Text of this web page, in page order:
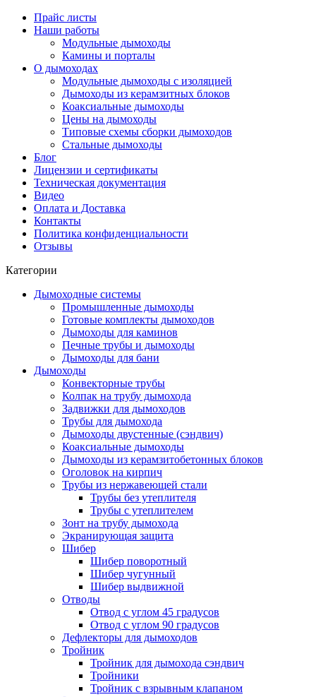
Прайс листы
Наши работы
Модульные дымоходы
Камины и порталы
О дымоходах
Модульные дымоходы с изоляцией
Дымоходы из керамзитных блоков
Коаксиальные дымоходы
Цены на дымоходы
Типовые схемы сборки дымоходов
Стальные дымоходы
Блог
Лицензии и сертификаты
Техническая документация
Видео
Оплата и Доставка
Контакты
Политика конфиденциальности
Отзывы
Категории
Дымоходные системы
Промышленные дымоходы
Готовые комплекты дымоходов
Дымоходы для каминов
Печные трубы и дымоходы
Дымоходы для бани
Дымоходы
Конвекторные трубы
Колпак на трубу дымохода
Задвижки для дымоходов
Трубы для дымохода
Дымоходы двустенные (сэндвич)
Коаксиальные дымоходы
Дымоходы из керамзитобетонных блоков
Оголовок на кирпич
Трубы из нержавеющей стали
Трубы без утеплителя
Трубы с утеплителем
Зонт на трубу дымохода
Экранирующая защита
Шибер
Шибер поворотный
Шибер чугунный
Шибер выдвижной
Отводы
Отвод с углом 45 градусов
Отвод с углом 90 градусов
Дефлекторы для дымоходов
Тройник
Тройник для дымохода сэндвич
Тройники
Тройник с взрывным клапаном